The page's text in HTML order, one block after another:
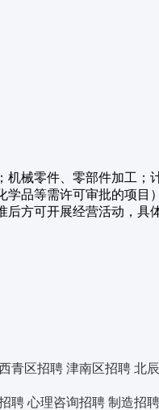
械零件、零部件加工
品等需许可审批的项
方可开展经营活动，具
青区招聘 津南区招聘 北
聘 心理咨询招聘 制造招聘